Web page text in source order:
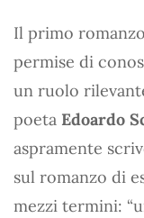
Il primo romanzo
permise di
un ruolo
poeta Edoardo
aspramente
sul romanzo di
mezzi termini: